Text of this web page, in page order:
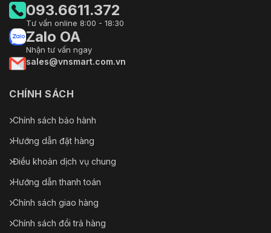
093.6611.372
Tư vấn online 8:00 - 18:30
Zalo OA
Nhận tư vấn ngay
sales@vnsmart.com.vn
CHÍNH SÁCH
Chính sách bảo hành
Hướng dẫn đặt hàng
Điều khoản dịch vụ chung
Hướng dẫn thanh toán
Chính sách giao hàng
Chính sách đổi trả hàng